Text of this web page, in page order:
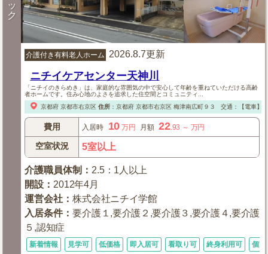
ッ
ク
介護付き有料老人ホーム 2026.8.7更新
ニチイケアセンター天神川
「ニチイのきらめき」は、家庭的な雰囲気の中で安心して年齢を重ねていただける高齢
者ホームです。住み心地のよさを追求した住空間とコミュニティ...
京都府 京都市右京区 住所： 京都府 京都市右京区梅津南広町９３ 交通：【電車】
費用 入居時 10 万円 月額 22.93 ～ 万円
空室状況 5室以上
介護職員体制 ： 2.5：1人以上
開設 ： 2012年4月
運営会社 ：株式会社ニチイ学館
入居条件：要介護１,要介護２,要介護３,要介護４,要介護
５,認知症
新着情報 見学可 低価格 即入居可 看取り可 終身利用可 個室